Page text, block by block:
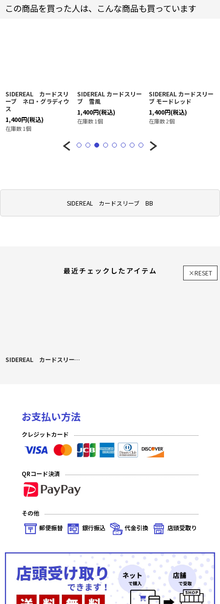
SIDEREAL カードスリーブ BB
この商品を買った人は、こんな商品も買っています
SIDEREAL カードスリ
ーブ ネロ・グラディウ
ス
1,400円(税込)
在庫数 1個
SIDEREAL カードスリー
ブ 雪風
1,400円(税込)
在庫数 1個
SIDEREAL カードスリー
ブ モードレッド
1,400円(税込)
在庫数 2個
最近チェックしたアイテム ×RESET
SIDEREAL カードスリーブ BB
お支払い方法
クレジットカード
QRコード決済
その他
郵便振替
銀行振込 代金引換 店頭受取り